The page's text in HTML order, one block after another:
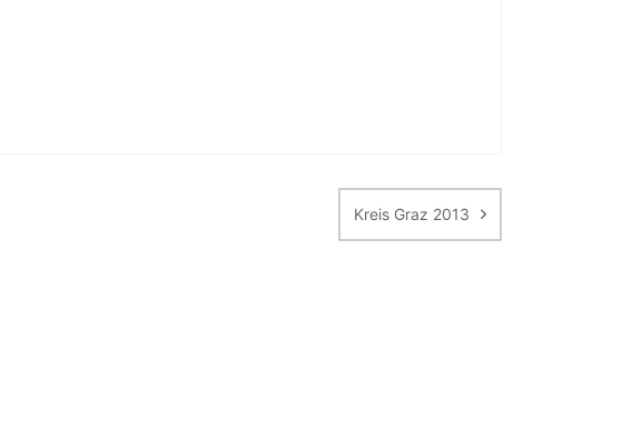
Kreis Graz 2013